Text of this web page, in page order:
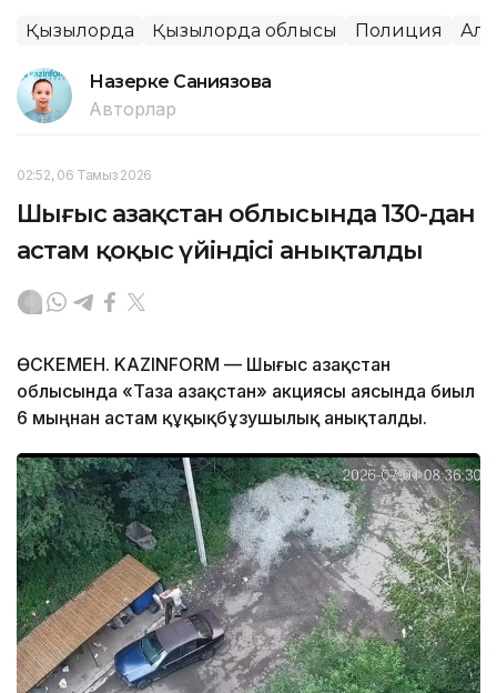
Қызылорда Қызылорда облысы Полиция
Назерке Саниязова
Авторлар
02:52, 06 Тамыз 2026
Шығыс Қазақстан облысында 130-дан
астам қоқыс үйіндісі анықталды
ӨСКЕМЕН. KAZINFORM — Шығыс Қазақстан
облысында «Таза Қазақстан» акциясы аясында биыл
6 мыңнан астам құқықбұзушылық анықталды.